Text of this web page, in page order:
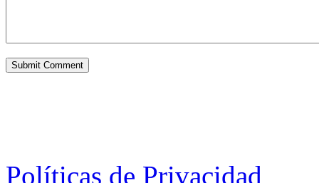
Políticas de Privacidad